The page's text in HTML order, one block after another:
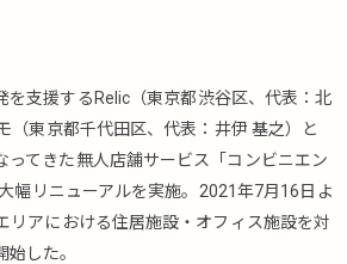
を支援するRelic（東京都渋谷区、代表：北
（東京都千代田区、代表：井伊 基之）と
ってきた無人店舗サービス「コンビニエン
幅リニューアルを実施。2021年7月16日よ
リアにおける住居施設・オフィス施設を対
した。